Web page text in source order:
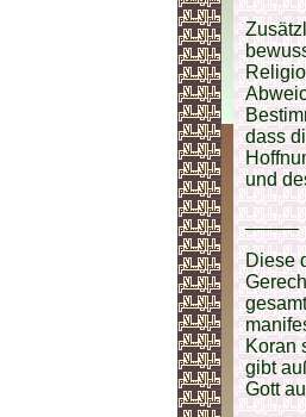
dass
und
_____
Diese
Koran
gibt
Gott